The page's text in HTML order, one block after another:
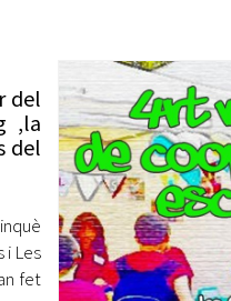
Accés
Dades
Entitats
Equipaments
Mercats
Webs
del
,la
del
i Les
fet